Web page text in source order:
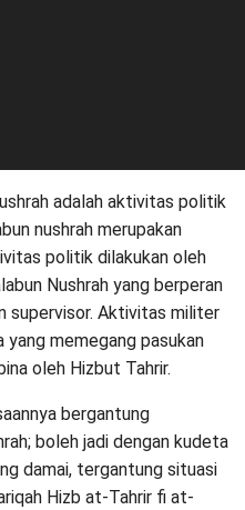
adalah aktivitas politik
nushrah merupakan
politik dilakukan oleh
Nushrah yang berperan
supervisor. Aktivitas militer
memegang pasukan
oleh Hizbut Tahrir.
bergantung
boleh jadi dengan kudeta
damai, tergantung situasi
Hizb at-Tahrir fi at-